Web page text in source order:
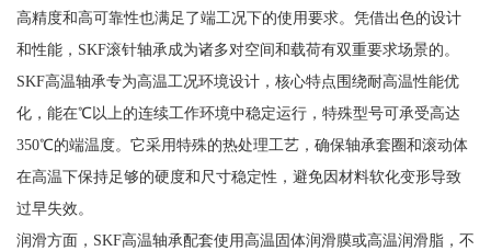
高精度和高可靠性也满足了端工况下的使用要求。凭借出色的设计
和性能，SKF滚针轴承成为诸多对空间和载荷有双重要求场景的。
SKF高温轴承专为高温工况环境设计，核心特点围绕耐高温性能优
化，能在℃以上的连续工作环境中稳定运行，特殊型号可承受高达
350℃的端温度。它采用特殊的热处理工艺，确保轴承套圈和滚动体
在高温下保持足够的硬度和尺寸稳定性，避免因材料软化变形导致
过早失效。
润滑方面，SKF高温轴承配套使用高温固体润滑膜或高温润滑脂，不